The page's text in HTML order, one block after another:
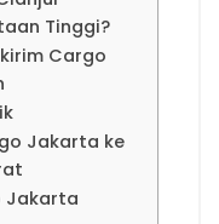
Tinggi?
Cargo
Jakarta ke
Jakarta